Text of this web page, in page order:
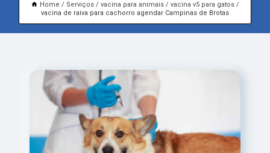
Home Serviços vacina para animais
vacina v5 para gatos
vacina de raiva para cachorro agendar Campinas de Brotas